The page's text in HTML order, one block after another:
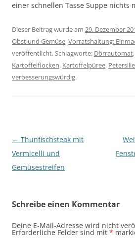
einer schnellen Tasse Suppe nichts
Dieser Beitrag wurde am 29. Dezember
Obst und Gemüse,Vorratshaltung:
veröffentlicht. Schlagworte: Dörrautomat,
Kartoffelflocken, Kartoffelpüree, Petersilie
verbesserungswürdig.
Beitragsnavigation
← Thunfischsteak mit
Vermicelli und
Gemüsestreifen
Schreibe einen Kommentar
Deine E-Mail-Adresse wird nicht
Erforderliche Felder sind mit *